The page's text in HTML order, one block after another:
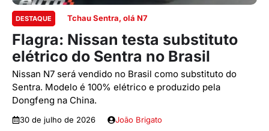
DESTAQUE Tchau Sentra, olá N7
Flagra: Nissan testa substituto
elétrico do Sentra no Brasil
Nissan N7 será vendido no Brasil como substituto do
Sentra. Modelo é 100% elétrico e produzido pela
Dongfeng na China.
30 de julho de 2026 João Brigato